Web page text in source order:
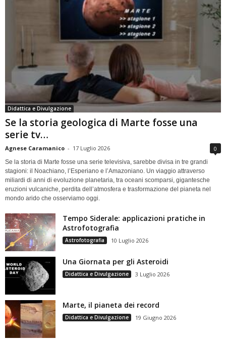
Didattica e Divulgazione
Se la storia geologica di Marte fosse una
serie tv…
Agnese Caramanico - 17 Luglio 2026 0
Se la storia di Marte fosse una serie televisiva, sarebbe divisa in tre grandi
stagioni: il Noachiano, l’Esperiano e l’Amazoniano. Un viaggio attraverso
miliardi di anni di evoluzione planetaria, tra oceani scomparsi, gigantesche
eruzioni vulcaniche, perdita dell’atmosfera e trasformazione del pianeta nel
mondo arido che osserviamo oggi.
Tempo Siderale: applicazioni pratiche in
Astrofotografia
Astrofotografia 10 Luglio 2026
Una Giornata per gli Asteroidi
Didattica e Divulgazione 3 Luglio 2026
Marte, il pianeta dei record
Didattica e Divulgazione 19 Giugno 2026